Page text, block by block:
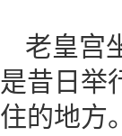
老皇宫
是昔日举
住的地方